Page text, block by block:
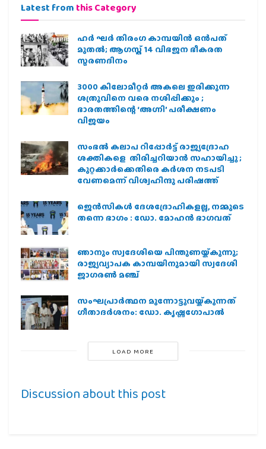
Latest from this Category
ഹര്‍ ഘര്‍ തിരംഗ കാമ്പയിന്‍ ഒന്‍പത്
മുതല്‍; ആഗസ്ത് 14 വിഭജന ഭീകരത
സ്മരണദിനം
3000 കിലോമീറ്റർ അകലെ ഇരിക്കുന്ന
ശത്രുവിനെ വരെ നശിപ്പിക്കും ;
ഭാരതത്തിന്റെ ‘അഗ്നി’ പരീക്ഷണം
വിജയം
സംഭൽ കലാപ റിപ്പോർട്ട് രാജ്യദ്രോഹ
ശക്തികളെ തിരിച്ചറിയാൻ സഹായിച്ചു ;
കുറ്റക്കാർക്കെതിരെ കർശന നടപടി
വേണമെന്ന് വിശ്വഹിന്ദു പരിഷത്ത്
ജെന്‍സികള്‍ ദേശദ്രോഹികളല്ല, നമ്മുടെ
തന്നെ ഭാഗം : ഡോ. മോഹന്‍ ഭാഗവത്
ഞാനും സ്വദേശിയെ പിന്തുണയ്ക്കുന്നു;
രാജ്യവ്യാപക കാമ്പയിനുമായി സ്വദേശി
ജാഗരണ്‍ മഞ്ച്
സംഘപ്രാര്‍ത്ഥന മുന്നോട്ടുവയ്ക്കുന്നത്
ഗീതാദര്‍ശനം: ഡോ. കൃഷ്ണഗോപാല്‍
LOAD MORE
Discussion about this post